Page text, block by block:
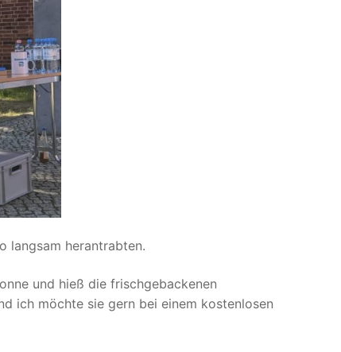
langsam herantrabten.
und hieß die frischgebackenen
ich möchte sie gern bei einem kostenlosen